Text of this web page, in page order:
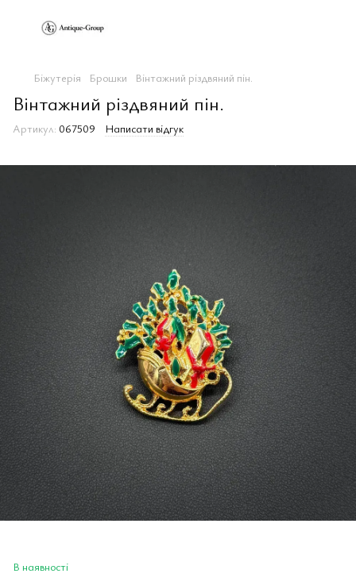
Біжутерія Брошки Вінтажний різдвяний пін.
Вінтажний різдвяний пін.
Артикул: 067509 Написати відгук
В наявності